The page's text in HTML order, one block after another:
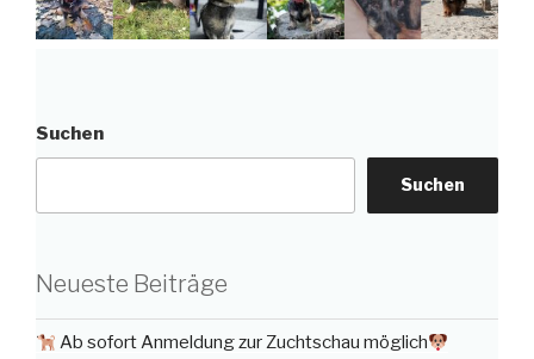
Suchen
Suchen
Neueste Beiträge
Ab sofort Anmeldung zur Zuchtschau möglich